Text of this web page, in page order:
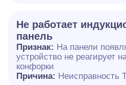
Не работает
панель
Признак: На панели
устройство не реагирует
конфорки
Причина: Неисправность